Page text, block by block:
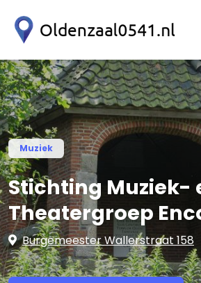
Muziek
Stichting Muziek-
Theatergroep
Burgemeester Wallerstraat 158